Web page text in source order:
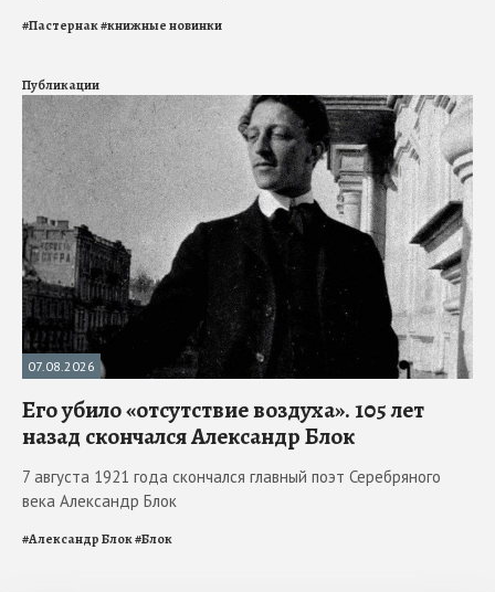
#Пастернак#книжные новинки
Публикации
07.08.2026
Его убило «отсутствие воздуха». 105 лет
назад скончался Александр Блок
7 августа 1921 года скончался главный поэт Серебряного
века Александр Блок
#Александр Блок#Блок